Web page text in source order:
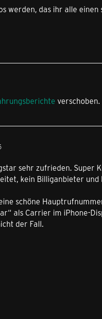
werden, das ihr alle einen
verschoben.
sehr zufrieden. Super
kein Billiganbieter
schöne
als Carrier im iPhone-
der Fall.